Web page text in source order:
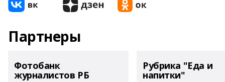
Партнеры
Фотобанк
журналистов РБ
Рубрика "Еда и
напитки"